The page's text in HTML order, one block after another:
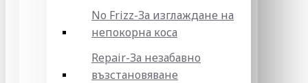
No Frizz-За изглаждане на
непокорна коса
Repair-За незабавно
възстановяване